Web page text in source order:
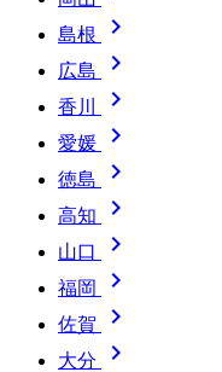
島根 
広島 
香川 
愛媛 
徳島 
高知 
山口 
福岡 
佐賀 
大分 